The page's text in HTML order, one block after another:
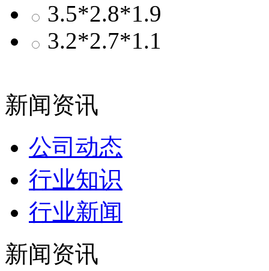
3.5*2.8*1.9
3.2*2.7*1.1
新闻资讯
公司动态
行业知识
行业新闻
新闻资讯